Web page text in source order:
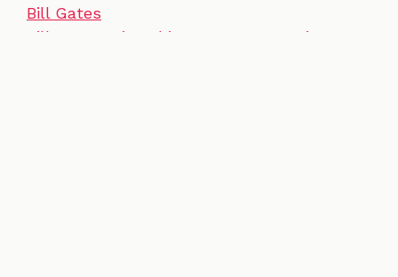
Bill Gates
Bill Gates microchip vacuna coronavirus